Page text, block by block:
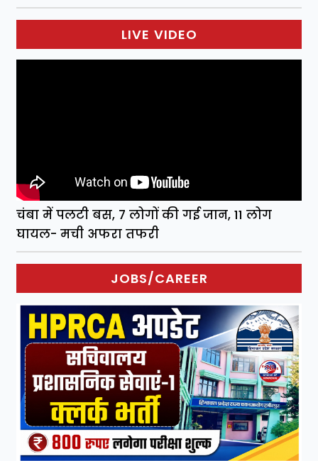
LIVE VIDEO
चंबा में पलटी बस, 7 लोगों की गई जान, 11 लोग
घायल- मची अफरा तफरी
JOBS/CAREER